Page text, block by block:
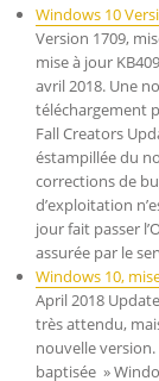
Windows 10
Version 1709,
mise à jour
avril 2018. Une
téléchargement
Fall Creators
éstampillée du
corrections de
d’exploitation
jour fait passer
assurée par le
Windows 10,
April 2018
très attendu,
nouvelle
baptisée »